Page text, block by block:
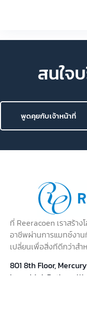
พูดคุยกับเจ้าหน้าที่
สนใจ
ที่ Reeracoen เราสร้า
อาชีพผ่านการแมทช์งา
เปลี่ยนเพื่อสิ่งทีดีกว่าส
801 8th Floor,
Lumphini, Pathum